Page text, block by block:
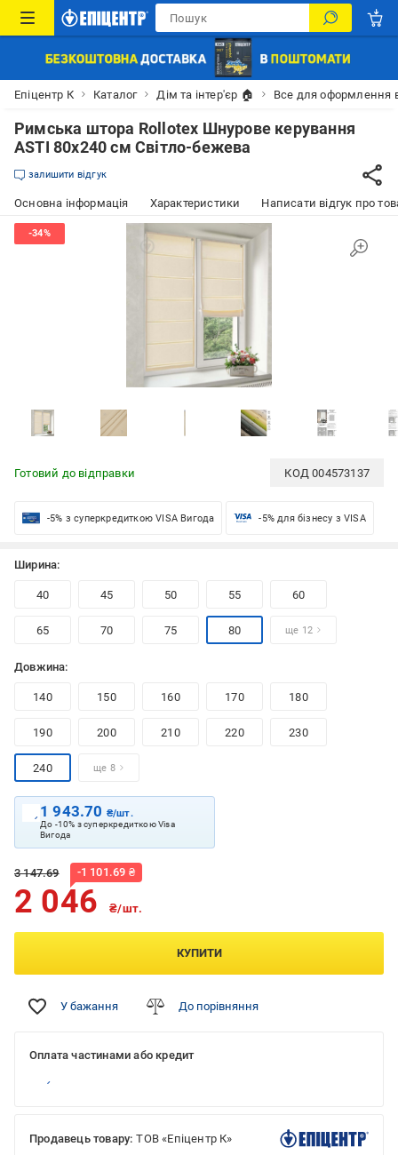
Епіцентр К Каталог Дім та інтер'єр 🏠 Все для оформлення
Римська штора Rollotex Шнурове керування
ASTI 80x240 см Світло-бежева
залишити відгук
Основна інформація Характеристики Написати відгук про
Готовий до відправки КОД004573137
-5% з суперкредиткою VISA Вигода -5% для бізнесу з VISA
Ширина:
40 45 50 55 60
65 70 75 80 ще 12
Довжина:
140 150 160 170 180
190 200 210 220 230
240 ще 8
1 943.70 ₴/шт.
До -10% з суперкредиткою Visa
Вигода
3 147.69 -1 101.69 ₴
2 046 ₴/шт.
КУПИТИ
У бажання До порівняння
Оплата частинами або кредит
Продавець товару: ТОВ «Епіцентр К»